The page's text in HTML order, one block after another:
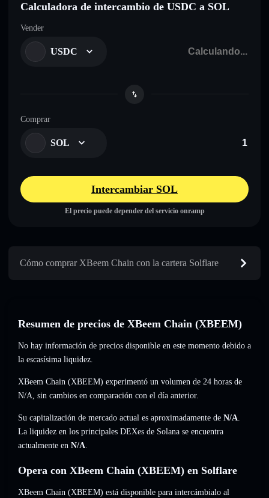
Calculadora de intercambio de USDC a SOL
Vender
USDC
Comprar
SOL
Intercambiar SOL
El precio puede depender del servicio onramp
Cómo comprar XBeem Chain con la cartera Solflare
Resumen de precios de XBeem Chain (XBEEM)
No hay información de precios disponible en este momento debido a
la escasísima liquidez.
XBeem Chain (XBEEM) experimentó un volumen de 24 horas de
N/A, sin cambios en comparación con el día anterior.
Su capitalización de mercado actual es aproximadamente de N/A.
La liquidez en los principales DEXes de Solana se encuentra
actualmente en N/A.
Opera con XBeem Chain (XBEEM) en Solflare
XBeem Chain (XBEEM) está disponible para intercámbialo al